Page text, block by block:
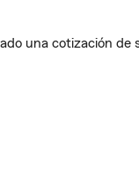
una cotización de